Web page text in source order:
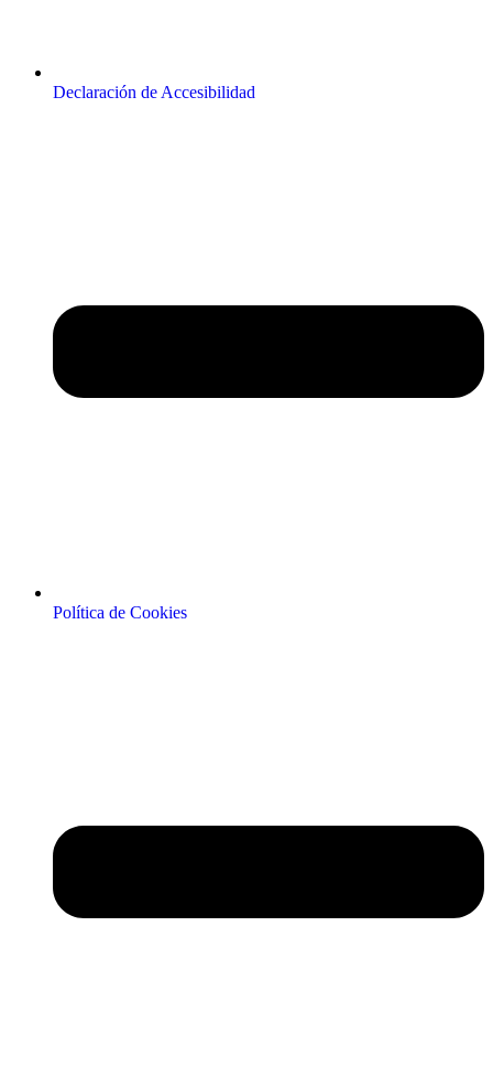
Declaración de Accesibilidad
Política de Cookies